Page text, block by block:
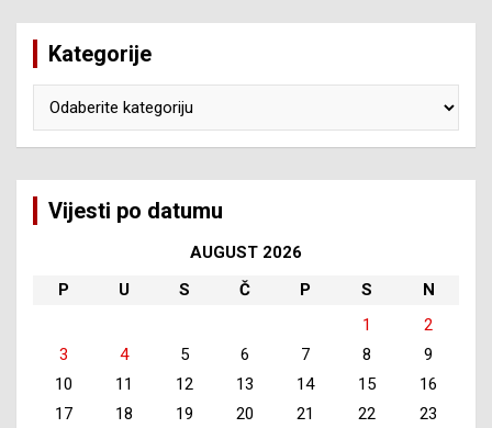
Kategorije
Vijesti po datumu
AUGUST 2026
P
U S Č P S
N
1
2
3
4 5 6 7 8
9
10
11 12 13 14 15
16
17
18 19 20 21 22
23